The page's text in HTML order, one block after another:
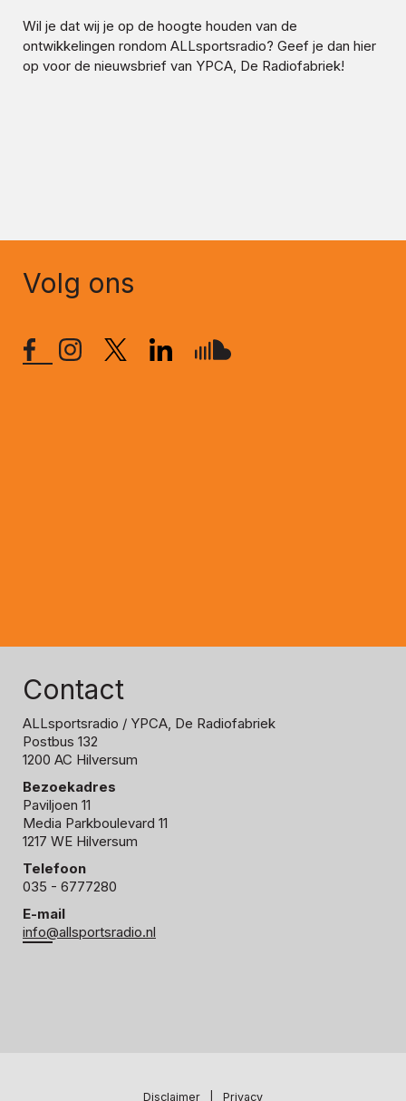
Wil je dat wij je op de hoogte houden van de
ontwikkelingen rondom ALLsportsradio? Geef je dan hier
op voor de nieuwsbrief van YPCA, De Radiofabriek!
Volg ons
Contact
ALLsportsradio / YPCA, De Radiofabriek
Postbus 132
1200 AC Hilversum
Bezoekadres
Paviljoen 11
Media Parkboulevard 11
1217 WE Hilversum
Telefoon
035 - 6777280
E-mail
info@allsportsradio.nl
Disclaimer Privacy